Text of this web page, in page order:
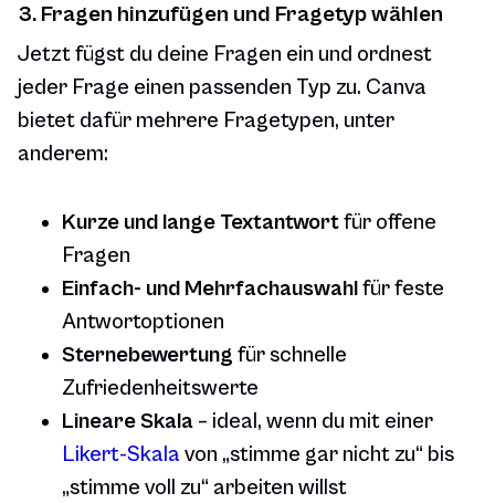
3. Fragen hinzufügen und Fragetyp wählen
Jetzt fügst du deine Fragen ein und ordnest
jeder Frage einen passenden Typ zu. Canva
bietet dafür mehrere Fragetypen, unter
anderem:
Kurze und lange Textantwortfür offene
Fragen
Einfach- und Mehrfachauswahlfür feste
Antwortoptionen
Sternebewertung für schnelle
Zufriedenheitswerte
Lineare Skala – ideal, wenn du mit einer
Likert-Skala von „stimme gar nicht zu“ bis
„stimme voll zu“ arbeiten willst